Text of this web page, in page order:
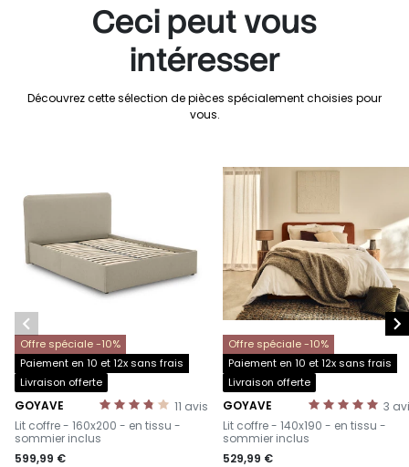
Ceci peut vous
intéresser
Découvrez cette sélection de pièces spécialement choisies pour
vous.
Offre spéciale -10%
Paiement en 10 et 12x sans frais
Livraison offerte
11 avis
GOYAVE
-
Lit coffre - 160x200 - en tissu -
sommier inclus
599,99 €
Offre spéciale -10%
Paiement en 10 et 12x sans frais
Livraison offerte
3
GOYAVE
-
Lit coffre - 140x190 - en tissu -
sommier inclus
529,99 €
 